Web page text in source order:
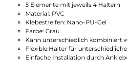
5 Elemente mit jeweils 4 Haltern
Material: PVC
Klebestreifen: Nano-PU-Gel
Farbe: Grau
Kann unterschiedlich kombiniert
Flexible Halter für
Einfache Installation durch